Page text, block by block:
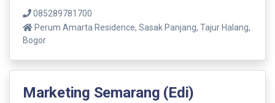
085289781700
Perum Amarta Residence, Sasak Panjang, Tajur Halang,
Bogor
Marketing Semarang (Edi)